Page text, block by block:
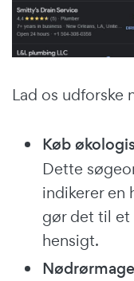
Lad os udforske
Køb
Dette
indikerer en
gør det til
hensigt.